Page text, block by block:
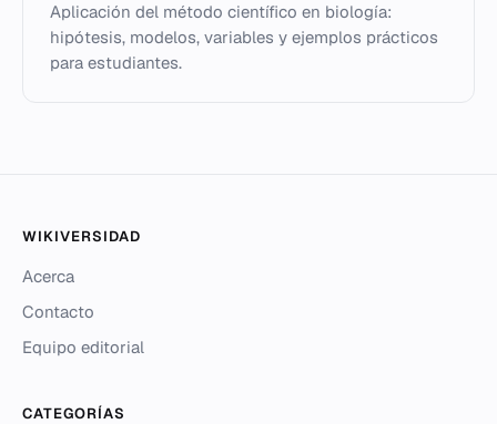
Aplicación del método científico en biología:
hipótesis, modelos, variables y ejemplos prácticos
para estudiantes.
WIKIVERSIDAD
Acerca
Contacto
Equipo editorial
CATEGORÍAS